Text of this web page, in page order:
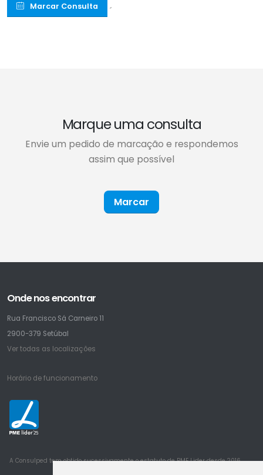
Marcar Consulta ´
Marque uma consulta
Envie um pedido de marcação e respondemos
assim que possível
Marcar
Onde nos encontrar
Rua Francisco Sá Carneiro 11
2900-379 Setúbal
Ver todas as localizações
Horário de funcionamento
25
A Consulped tem obtido sucessivamente o estatuto de PME Lider desde 2016